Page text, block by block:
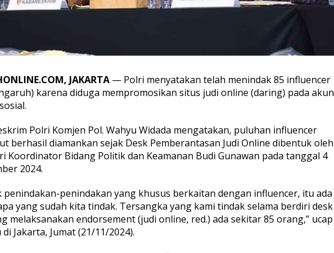
JAKARTA— Polri menyatakan telah menindak 85 influencer
karena diduga mempromosikan situs judi online (daring) pada akun
Polri Komjen Pol. Wahyu Widada mengatakan, puluhan influencer
berhasil diamankan sejak Desk Pemberantasan Judi Online dibentuk oleh
Koordinator Bidang Politik dan Keamanan Budi Gunawan pada tanggal 4
2024.
penindakan-penindakan yang khusus berkaitan dengan influencer, itu ada
yang sudah kita tindak. Tersangka yang kami tindak selama berdiri desk
melaksanakan endorsement (judi online, red.) ada sekitar 85 orang,” ucap
di Jakarta, Jumat (21/11/2024).